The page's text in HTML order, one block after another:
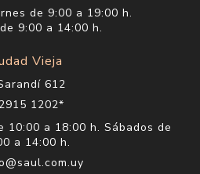
de 9:00 a 19:00 h.
9:00 a 14:00 h.
Vieja
612
2915 1202*
10:00 a 18:00 h. Sábados de
a 14:00 h.